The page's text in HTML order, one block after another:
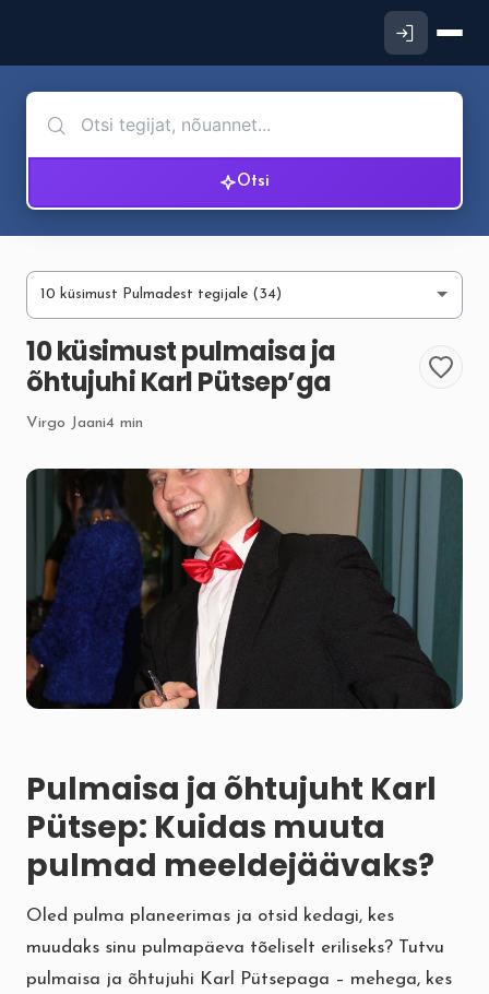
Otsi
10 küsimust pulmaisa ja
õhtujuhi Karl Pütsep’ga
Virgo Jaani4 min
Pulmaisa ja õhtujuht Karl
Pütsep: Kuidas muuta
pulmad meeldejäävaks?
Oled pulma planeerimas ja otsid kedagi, kes
muudaks sinu pulmapäeva tõeliselt eriliseks? Tutvu
pulmaisa ja õhtujuhi Karl Pütsepaga – mehega, kes